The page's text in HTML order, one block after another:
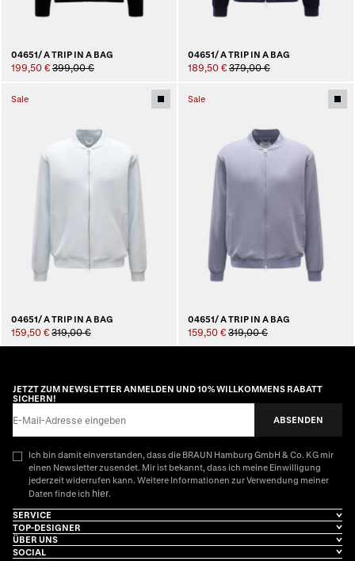
04651/ A TRIP IN A BAG
199,50 € 399,00 €
04651/ A TRIP IN A BAG
189,50 € 379,00 €
Sale
04651/ A TRIP IN A BAG
159,50 € 319,00 €
Sale
04651/ A TRIP IN A BAG
159,50 € 319,00 €
JETZT ZUM NEWSLETTER ANMELDEN UND 10% WILLKOMMENS RABATT
SICHERN!
ABSENDEN
Ich bin damit einverstanden, dass die BRAUN Hamburg GmbH & Co. KG mir
einen Newsletter zusendet. Mir ist bekannt, dass ich meine Einwilligung
jederzeit widerrufen kann. Weitere Informationen zur Verwendung meiner
Daten finde ich hier.
SERVICE
TOP-DESIGNER
ÜBER UNS
SOCIAL